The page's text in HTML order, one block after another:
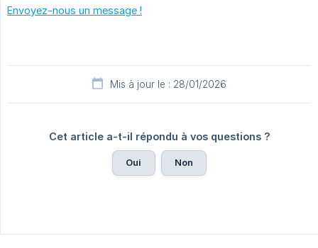
Envoyez-nous un message !
Mis à jour le : 28/01/2026
Cet article a-t-il répondu à vos questions ?
Oui Non